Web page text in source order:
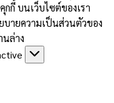
กี้ บนเว็บไซต์ของเรา
บายความเป็นส่วนตัวของ
ล่าง